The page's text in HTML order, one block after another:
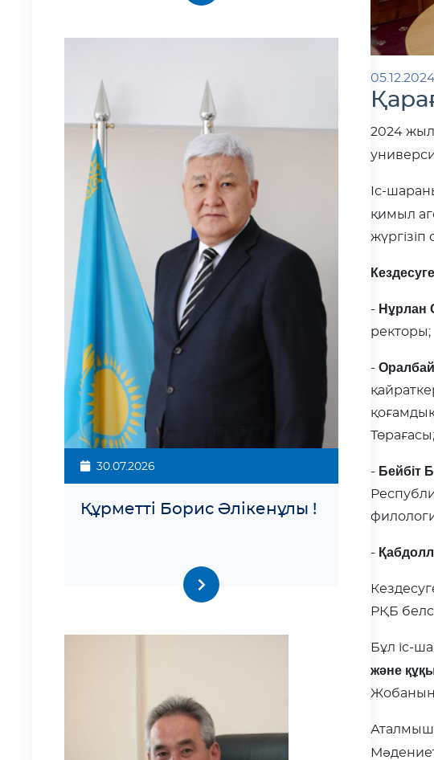
30.07.2026
Құрметті Борис Әлікенұлы !
2024
Іс-
қимыл
жүргізіп
- Нұрлан
ректоры;
-
Төрағасы;
- Бейбіт
-
РҚБ
Бұл іс-
және
Жобаның
Аталмыш